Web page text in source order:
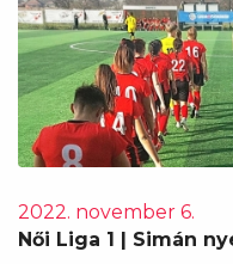
2022. november 6.
Női Liga 1 | Simán